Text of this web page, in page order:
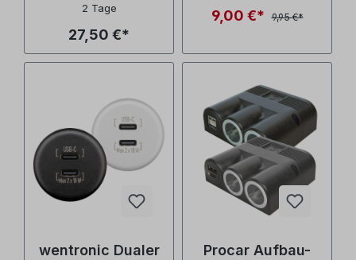
2 Tage
27,50 €*
9,00 €* 9,95 €*
wentronic Dualer
Procar Aufbau-